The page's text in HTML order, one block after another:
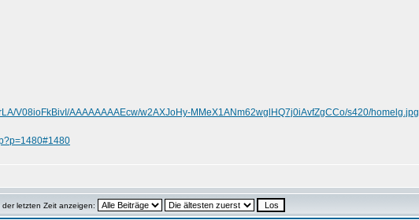
V08ioFkBivI/AAAAAAAAEcw/w2AXJoHy-MMeX1ANm62wglHQ7j0iAvfZgCCo/s420/homelg.jpg
der letzten Zeit anzeigen: